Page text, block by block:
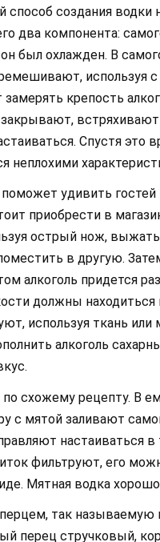
способ создания
два компонента:
был охлажден. В
используя
замерять крепость
Спустя это
неплохими
удивить
приобрести в
острый нож,
в другую.
алкоголь придется
должны
используя ткань
алкоголь
по схожему рецепту. В
с мятой заливают
настаиваться в
фильтруют, его
Мятная водка
так называемую
перец стручковый,